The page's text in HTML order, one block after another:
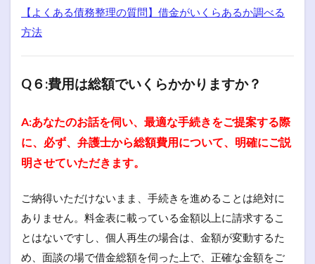
【よくある債務整理の質問】借金がいくらあるか調べる
方法
Q６:費用は総額でいくらかかりますか？
A:あなたのお話を伺い、最適な手続きをご提案する際
に、必ず、弁護士から総額費用について、明確にご説
明させていただきます。
ご納得いただけないまま、手続きを進めることは絶対に
ありません。料金表に載っている金額以上に請求するこ
とはないですし、個人再生の場合は、金額が変動するた
め、面談の場で借金総額を伺った上で、正確な金額をご